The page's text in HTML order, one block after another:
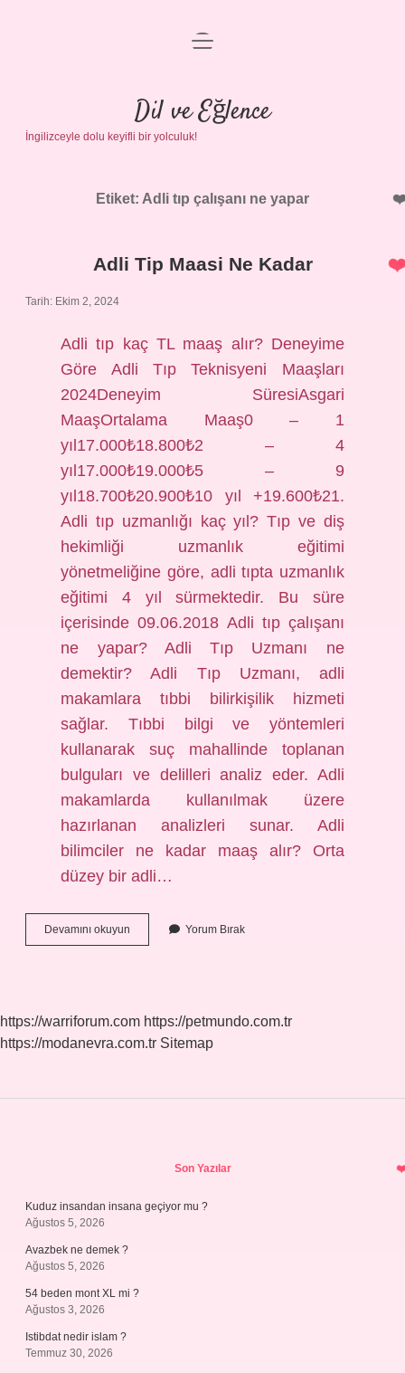
Anasayfa
Gizlilik Politikası
Yasal Uyarı
menüyü
Dil ve Eğlence
İngilizceyle dolu keyifli bir yolculuk!
Etiket: Adli tıp çalışanı ne yapar
Adli Tip Maasi Ne Kadar
Tarih: Ekim 2, 2024
Adli tıp kaç TL maaş alır? Deneyime
Göre Adli Tıp Teknisyeni Maaşları
2024Deneyim SüresiAsgari
MaaşOrtalama Maaş0 – 1
yıl17.000₺18.800₺2 – 4
yıl17.000₺19.000₺5 – 9
yıl18.700₺20.900₺10 yıl +19.600₺21.
Adli tıp uzmanlığı kaç yıl? Tıp ve diş
hekimliği uzmanlık eğitimi
yönetmeliğine göre, adli tıpta uzmanlık
eğitimi 4 yıl sürmektedir. Bu süre
içerisinde 09.06.2018 Adli tıp çalışanı
ne yapar? Adli Tıp Uzmanı ne
demektir? Adli Tıp Uzmanı, adli
makamlara tıbbi bilirkişilik hizmeti
sağlar. Tıbbi bilgi ve yöntemleri
kullanarak suç mahallinde toplanan
bulguları ve delilleri analiz eder. Adli
makamlarda kullanılmak üzere
hazırlanan analizleri sunar. Adli
bilimciler ne kadar maaş alır? Orta
düzey bir adli…
Devamını okuyun
Tip
Yorum Bırak
https://warriforum.com https://petmundo.com.tr
https://modanevra.com.tr Sitemap
Son Yazılar
Kuduz insandan insana geçiyor mu ?
Ağustos 5, 2026
Avazbek ne demek ?
Ağustos 5, 2026
54 beden mont XL mi ?
Ağustos 3, 2026
Istibdat nedir islam ?
Temmuz 30, 2026